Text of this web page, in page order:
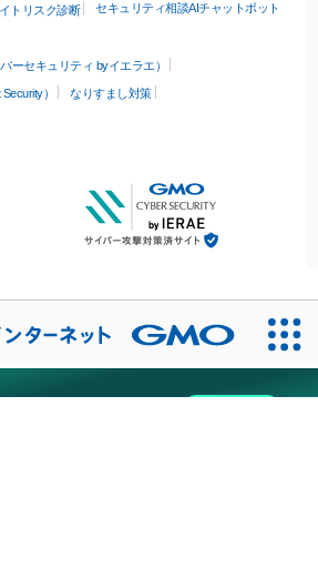
トリスク診断 セキュリティ相談AIチャットボット
ーセキュリティ byイエラエ）
）
なりすまし対策